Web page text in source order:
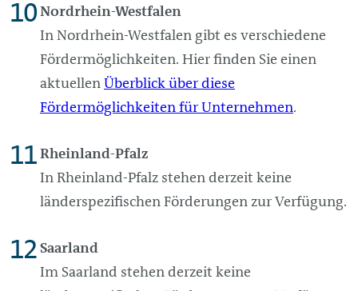
Nordrhein-Westfalen
In Nordrhein-Westfalen gibt es verschiedene
Fördermöglichkeiten. Hier finden Sie einen
aktuellenÜberblick über diese
Fördermöglichkeiten für Unternehmen.
Rheinland-Pfalz
In Rheinland-Pfalz stehen derzeit keine
länderspezifischen Förderungen zur Verfügung.
Saarland
Im Saarland stehen derzeit keine